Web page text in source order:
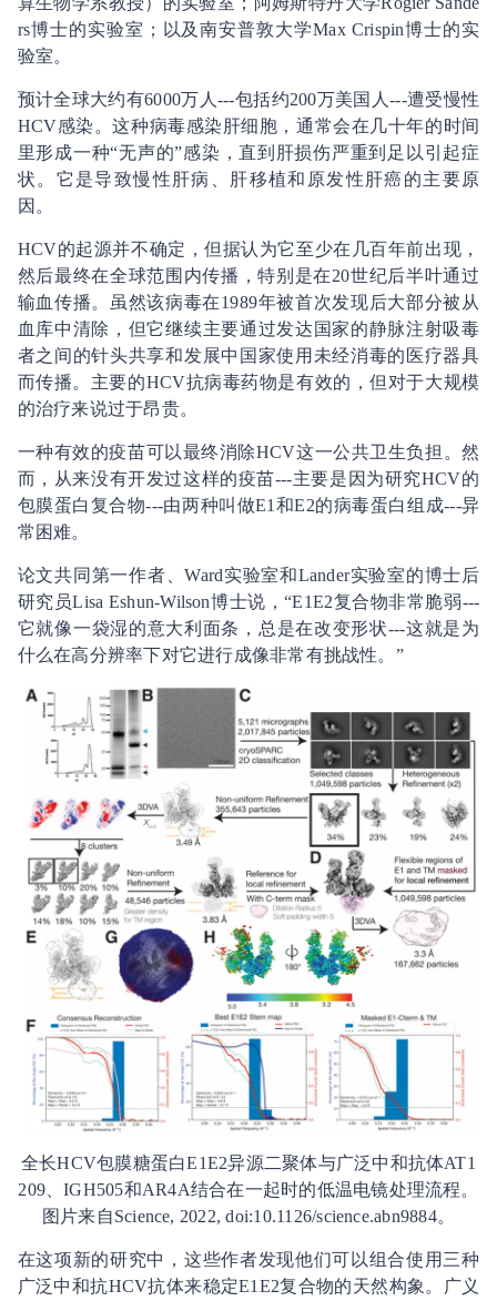
rs博士的实验室；以及南安普敦大学Max Crispin博士的实
验室。
预计全球大约有6000万人---包括约200万美国人---遭受慢性
HCV感染。这种病毒感染肝细胞，通常会在几十年的时间
里形成一种“无声的”感染，直到肝损伤严重到足以引起症
状。它是导致慢性肝病、肝移植和原发性肝癌的主要原
因。
HCV的起源并不确定，但据认为它至少在几百年前出现，
然后最终在全球范围内传播，特别是在20世纪后半叶通过
输血传播。虽然该病毒在1989年被首次发现后大部分被从
血库中清除，但它继续主要通过发达国家的静脉注射吸毒
者之间的针头共享和发展中国家使用未经消毒的医疗器具
而传播。主要的HCV抗病毒药物是有效的，但对于大规模
的治疗来说过于昂贵。
一种有效的疫苗可以最终消除HCV这一公共卫生负担。然
而，从来没有开发过这样的疫苗---主要是因为研究HCV的
包膜蛋白复合物---由两种叫做E1和E2的病毒蛋白组成---异
常困难。
论文共同第一作者、Ward实验室和Lander实验室的博士后
研究员Lisa Eshun-Wilson博士说，“E1E2复合物非常脆弱---
它就像一袋湿的意大利面条，总是在改变形状---这就是为
什么在高分辨率下对它进行成像非常有挑战性。”
全长HCV包膜糖蛋白E1E2异源二聚体与广泛中和抗体AT1
209、IGH505和AR4A结合在一起时的低温电镜处理流程。
图片来自Science, 2022, doi:10.1126/science.abn9884。
在这项新的研究中，这些作者发现他们可以组合使用三种
广泛中和抗HCV抗体来稳定E1E2复合物的天然构象。广义